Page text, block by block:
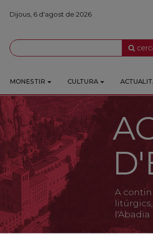
Dijous, 6 d'agost de 2026
MONESTIR CULTURA
A